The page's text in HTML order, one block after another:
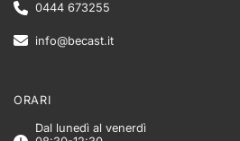
0444 673255
info@becast.it
ORARI
Dal lunedì al venerdì